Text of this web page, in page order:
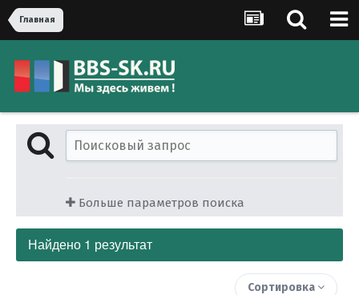
Главная
Больше параметров поиска
Найдено 1 результат
Сортировка